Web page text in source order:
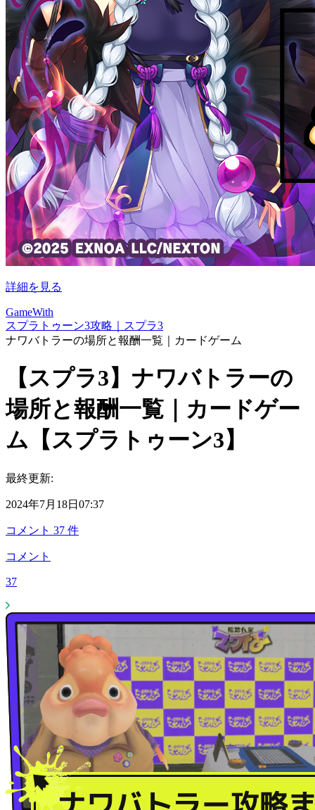
詳細を見る
GameWith
スプラトゥーン3攻略｜スプラ3
ナワバトラーの場所と報酬一覧｜カードゲーム
【スプラ3】ナワバトラーの
場所と報酬一覧｜カードゲー
ム【スプラトゥーン3】
最終更新:
2024年7月18日07:37
コメント 37 件
コメント
37